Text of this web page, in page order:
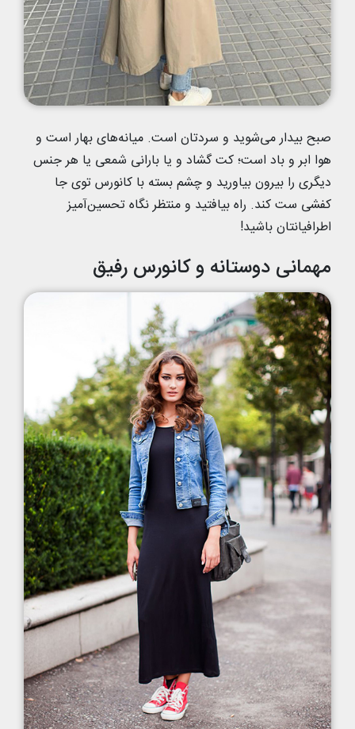
صبح بیدار می‌شوید و سردتان است. میانه‌های بهار است و
هوا ابر و باد است؛ کت گشاد و یا بارانی شمعی یا هر جنس
دیگری را بیرون بیاورید و چشم بسته با کانورس توی جا
کفشی ست کند. راه بیافتید و منتظر نگاه تحسین‌آمیز
اطرافیانتان باشید!
مهمانی دوستانه و کانورس رفیق